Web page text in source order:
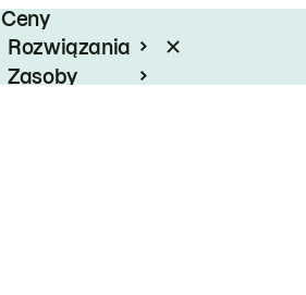
Ceny
Rozwiązania
Zasoby